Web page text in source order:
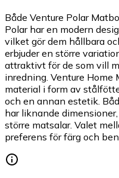
Både Venture Polar
Polar har en modern
vilket gör dem hållbara
erbjuder en större
attraktivt för de som vill
inredning. Venture
material i form av
och en annan estetik.
har liknande
större matsalar. Valet
preferens för färg och